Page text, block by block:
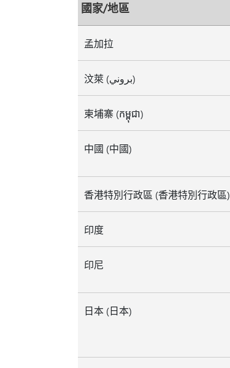
國家/地區
孟加拉
汶萊 (بروني)
柬埔寨 (កម្ពុជា)
中國 (中國)
香港特別行政區 (香港特別行政區)
印度
印尼
日本 (日本)